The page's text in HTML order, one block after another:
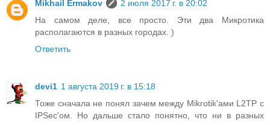
Mikhail Ermakov
2 июля 2017 г. в 20:02
На самом деле, все просто. Эти два Микротика
располагаются в разных городах. )
Ответить
devi1 1 августа 2019 г. в 15:18
Тоже сначала не понял зачем между Mikrotik'ами L2TP с
IPSec'ом. Но дальше стало понятно, что ни в разных